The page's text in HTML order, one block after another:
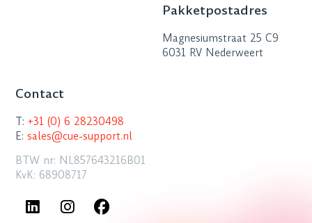
Pakketpostadres
Magnesiumstraat 25 C9
6031 RV Nederweert
Contact
T: +31 (0) 6 28230498
E:sales@cue-support.nl
BTW nr: NL857643216B01
KvK: 68908717